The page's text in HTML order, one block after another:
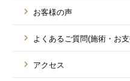
お客様の声
よくあるご質問(施術・お
アクセス